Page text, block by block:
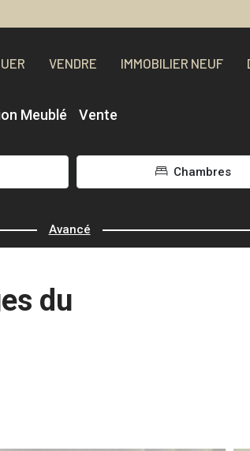
VENDRE IMMOBILIER NEUF
Meublé Vente
Chambres
Avancé
du